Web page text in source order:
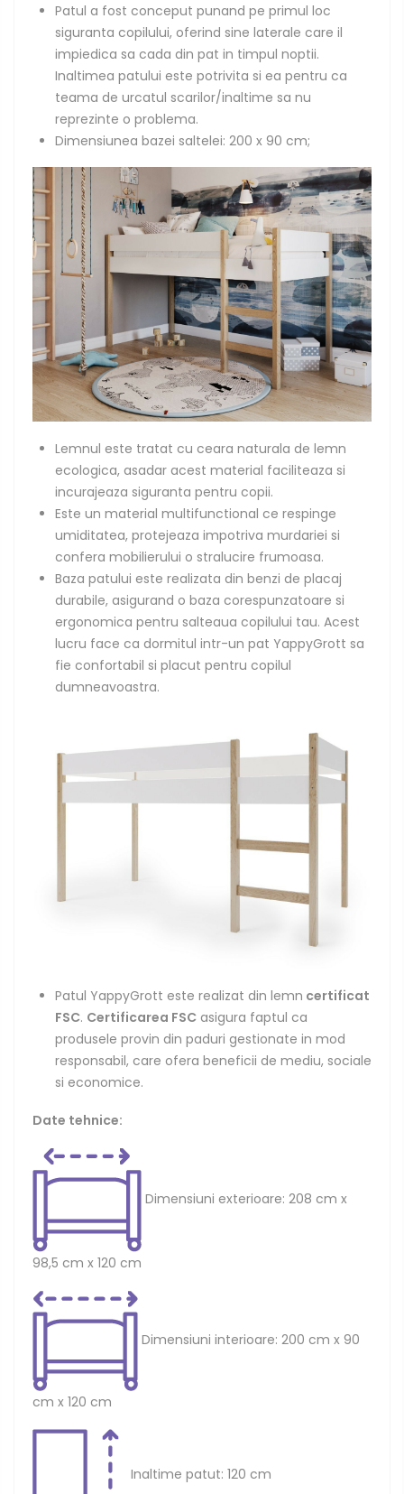
Patul a fost conceput punand pe primul loc
siguranta copilului, oferind sine laterale care il
impiedica sa cada din pat in timpul noptii.
Inaltimea patului este potrivita si ea pentru ca
teama de urcatul scarilor/inaltime sa nu
reprezinte o problema.
Dimensiunea bazei saltelei: 200 x 90 cm;
Lemnul este tratat cu ceara naturala de lemn
ecologica, asadar acest material faciliteaza si
incurajeaza siguranta pentru copii.
Este un material multifunctional ce respinge
umiditatea, protejeaza impotriva murdariei si
confera mobilierului o stralucire frumoasa.
Baza patului este realizata din benzi de placaj
durabile, asigurand o baza corespunzatoare si
ergonomica pentru salteaua copilului tau. Acest
lucru face ca dormitul intr-un pat YappyGrott sa
fie confortabil si placut pentru copilul
dumneavoastra.
Patul YappyGrott este realizat din lemn certificat
FSC. Certificarea FSC asigura faptul ca
produsele provin din paduri gestionate in mod
responsabil, care ofera beneficii de mediu, sociale
si economice.
Date tehnice:
Dimensiuni exterioare: 208 cm x
98,5 cm x 120 cm
Dimensiuni interioare: 200 cm x 90
cm x 120 cm
Inaltime patut: 120 cm